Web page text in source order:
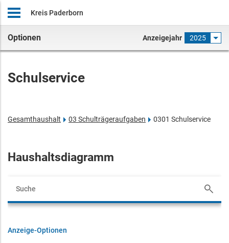
Kreis Paderborn
Optionen Anzeigejahr 2025
Schulservice
Gesamthaushalt 03 Schulträgeraufgaben 0301 Schulservice
Haushaltsdiagramm
Anzeige-Optionen